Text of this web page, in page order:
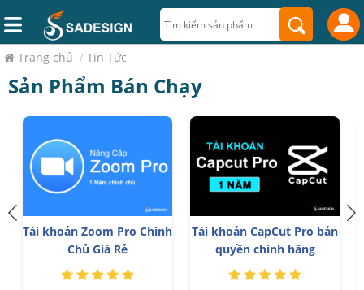
Trang chủ / Tin Tức
Sản Phẩm Bán Chạy
Tài khoản Zoom Pro Chính
Chủ Giá Rẻ
Tài khoản CapCut Pro bản
quyền chính hãng